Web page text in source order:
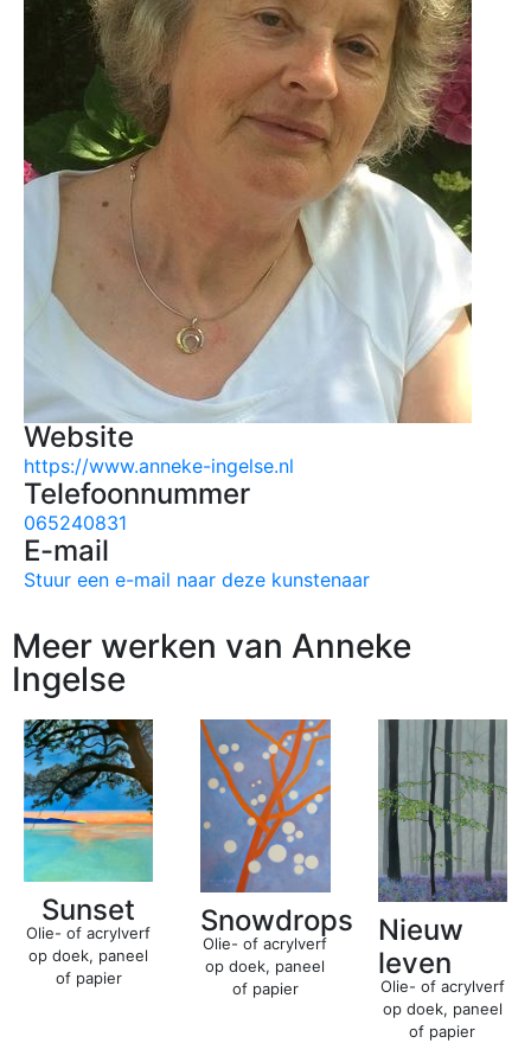
Website
https://www.anneke-ingelse.nl
Telefoonnummer
065240831
E-mail
Stuur een e-mail naar deze kunstenaar
Meer werken van Anneke
Ingelse
Sunset
Olie- of acrylverf
op doek, paneel
of papier
Snowdrops
Olie- of acrylverf
op doek, paneel
of papier
Nieuw
leven
Olie- of acrylverf
op doek, paneel
of papier